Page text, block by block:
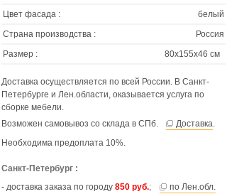
Цвет фасада :
белый
Страна производства :
Россия
Размер :
80х155х46 см
Доставка осуществляется по всей России. В Санкт-
Петербурге и Лен.области, оказывается услуга по
сборке мебели.
Возможен самовывоз со склада в СПб.
Доставка.
Необходима предоплата 10%.
Санкт-Петербург :
- доставка заказа по городу 850 руб.;
по Лен.обл.